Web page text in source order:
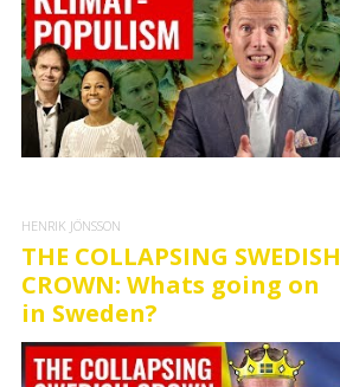
HENRIK JÖNSSON
THE COLLAPSING SWEDISH
CROWN: Whats going on
in Sweden?